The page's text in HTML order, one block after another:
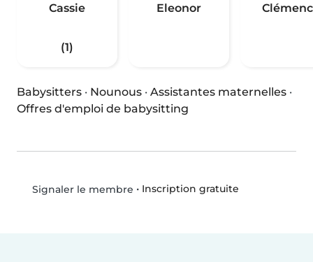
Cassie
(1)
Eleonor
Babysitters · Nounous · Assistantes maternelles ·
Offres d'emploi de babysitting
Signaler le membre • Inscription gratuite